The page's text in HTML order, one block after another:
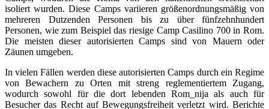
isoliert wurden. Diese Camps variieren größenordnungsmäßig von
mehreren Dutzenden Personen bis zu über fünfzehnhundert
Personen, wie zum Beispiel das riesige Camp Casilino 700 in Rom.
Die meisten dieser autorisierten Camps sind von Mauern oder
Zäunen umgeben.
In vielen Fällen werden diese autorisierten Camps durch ein Regime
von Bewachern zu Orten mit streng reglementiertem Zugang,
wodurch sowohl für die dort lebenden Rom_nija als auch für
Besucher das Recht auf Bewegungsfreiheit verletzt wird. Berichte